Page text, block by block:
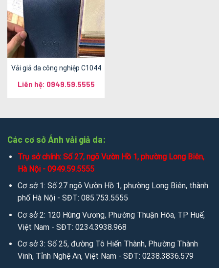
Vải giả da công nghiệp C1044
Liên hệ: 0949.59.5555
Các cơ sở Ánh vải giả da:
Trụ sở chính: Số 27, ngõ Vườn Hồ 1, phường Long Biên,
Hà Nội - 0949.59.5555
Cơ sở 1: Số 27 ngõ Vườn Hồ 1, phường Long Biên, thành
phố Hà Nội - SĐT: 085.753.5555
Cơ sở 2: 120 Hùng Vương, Phường Thuận Hóa, TP Huế,
Việt Nam - SĐT: 0234.3938.968
Cơ sở 3: Số 25, đường Tô Hiến Thành, Phường Thành
Vinh, Tỉnh Nghệ An, Việt Nam - SĐT: 0238.3836.579